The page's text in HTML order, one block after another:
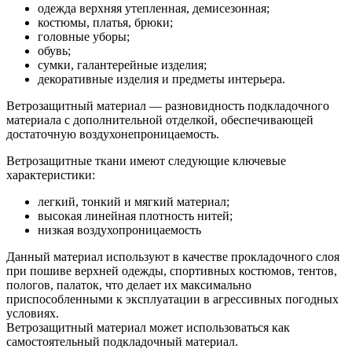
одежда верхняя утепленная, демисезонная;
костюмы, платья, брюки;
головные уборы;
обувь;
сумки, галантерейные изделия;
декоративные изделия и предметы интерьера.
Ветрозащитный материал — разновидность подкладочного
материала с дополнительной отделкой, обеспечивающей
достаточную воздухонепроницаемость.
Ветрозащитные ткани имеют следующие ключевые
характеристики:
легкий, тонкий и мягкий материал;
высокая линейная плотность нитей;
низкая воздухопроницаемость
Данный материал используют в качестве прокладочного слоя
при пошиве верхней одежды, спортивных костюмов, тентов,
пологов, палаток, что делает их максимально
приспособленными к эксплуатации в агрессивных погодных
условиях.
Ветрозащитный материал может использоваться как
самостоятельный подкладочный материал.